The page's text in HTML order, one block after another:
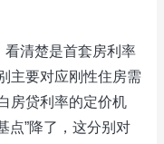
看清楚是首套房利率
主要对应刚性住房需
房贷利率的定价机
点”降了，这分别对